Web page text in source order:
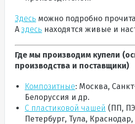
Здесь можно подробно
А здесь находятся живые и
Где мы производим купели
производства и поставщики)
Композитные: Москва,
Белоруссия и др.
С пластиковой чашей (ПП,
Петербург, Тула,